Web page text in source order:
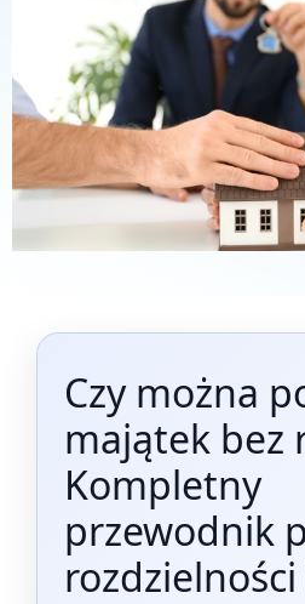
Czy można
majątek bez
Kompletny
przewodnik